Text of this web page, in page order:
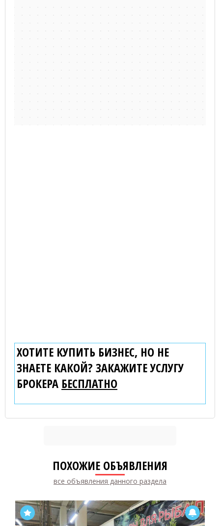
ХОТИТЕ КУПИТЬ БИЗНЕС, НО НЕ
ЗНАЕТЕ КАКОЙ? ЗАКАЖИТЕ УСЛУГУ
БРОКЕРА БЕСПЛАТНО
ПОХОЖИЕ ОБЪЯВЛЕНИЯ
все объявления данного раздела